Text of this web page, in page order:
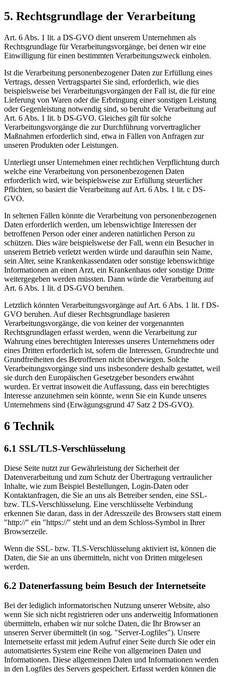
5. Rechtsgrundlage der Verarbeitung
Art. 6 Abs. 1 lit. a DS-GVO dient unserem Unternehmen als
Rechtsgrundlage für Verarbeitungsvorgänge, bei denen wir eine
Einwilligung für einen bestimmten Verarbeitungszweck einholen.
Ist die Verarbeitung personenbezogener Daten zur Erfüllung eines
Vertrags, dessen Vertragspartei Sie sind, erforderlich, wie dies
beispielsweise bei Verarbeitungsvorgängen der Fall ist, die für eine
Lieferung von Waren oder die Erbringung einer sonstigen Leistung
oder Gegenleistung notwendig sind, so beruht die Verarbeitung auf
Art. 6 Abs. 1 lit. b DS-GVO. Gleiches gilt für solche
Verarbeitungsvorgänge die zur Durchführung vorvertraglicher
Maßnahmen erforderlich sind, etwa in Fällen von Anfragen zur
unseren Produkten oder Leistungen.
Unterliegt unser Unternehmen einer rechtlichen Verpflichtung durch
welche eine Verarbeitung von personenbezogenen Daten
erforderlich wird, wie beispielsweise zur Erfüllung steuerlicher
Pflichten, so basiert die Verarbeitung auf Art. 6 Abs. 1 lit. c DS-
GVO.
In seltenen Fällen könnte die Verarbeitung von personenbezogenen
Daten erforderlich werden, um lebenswichtige Interessen der
betroffenen Person oder einer anderen natürlichen Person zu
schützen. Dies wäre beispielsweise der Fall, wenn ein Besucher in
unserem Betrieb verletzt werden würde und daraufhin sein Name,
sein Alter, seine Krankenkassendaten oder sonstige lebenswichtige
Informationen an einen Arzt, ein Krankenhaus oder sonstige Dritte
weitergegeben werden müssten. Dann würde die Verarbeitung auf
Art. 6 Abs. 1 lit. d DS-GVO beruhen.
Letztlich könnten Verarbeitungsvorgänge auf Art. 6 Abs. 1 lit. f DS-
GVO beruhen. Auf dieser Rechtsgrundlage basieren
Verarbeitungsvorgänge, die von keiner der vorgenannten
Rechtsgrundlagen erfasst werden, wenn die Verarbeitung zur
Wahrung eines berechtigten Interesses unseres Unternehmens oder
eines Dritten erforderlich ist, sofern die Interessen, Grundrechte und
Grundfreiheiten des Betroffenen nicht überwiegen. Solche
Verarbeitungsvorgänge sind uns insbesondere deshalb gestattet, weil
sie durch den Europäischen Gesetzgeber besonders erwähnt
wurden. Er vertrat insoweit die Auffassung, dass ein berechtigtes
Interesse anzunehmen sein könnte, wenn Sie ein Kunde unseres
Unternehmens sind (Erwägungsgrund 47 Satz 2 DS-GVO).
6 Technik
6.1 SSL/TLS-Verschlüsselung
Diese Seite nutzt zur Gewährleistung der Sicherheit der
Datenverarbeitung und zum Schutz der Übertragung vertraulicher
Inhalte, wie zum Beispiel Bestellungen, Login-Daten oder
Kontaktanfragen, die Sie an uns als Betreiber senden, eine SSL-
bzw. TLS-Verschlüsselung. Eine verschlüsselte Verbindung
erkennen Sie daran, dass in der Adresszeile des Browsers statt einem
"http://" ein "https://" steht und an dem Schloss-Symbol in Ihrer
Browserzeile.
Wenn die SSL- bzw. TLS-Verschlüsselung aktiviert ist, können die
Daten, die Sie an uns übermitteln, nicht von Dritten mitgelesen
werden.
6.2 Datenerfassung beim Besuch der Internetseite
Bei der lediglich informatorischen Nutzung unserer Website, also
wenn Sie sich nicht registrieren oder uns anderweitig Informationen
übermitteln, erhaben wir nur solche Daten, die Ihr Browser an
unseren Server übermittelt (in sog. "Server-Logfiles"). Unsere
Internetseite erfasst mit jedem Aufruf einer Seite durch Sie oder ein
automatisiertes System eine Reihe von allgemeinen Daten und
Informationen. Diese allgemeinen Daten und Informationen werden
in den Logfiles des Servers gespeichert. Erfasst werden können die